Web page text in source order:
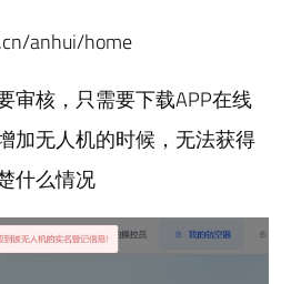
anhui/home
审核，只需要下载APP在线
加无人机的时候，无法获得
什么情况